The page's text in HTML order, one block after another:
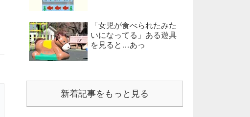
「女児が食べられたみた
いになってる」ある遊具
を見ると…あっ
新着記事をもっと見る